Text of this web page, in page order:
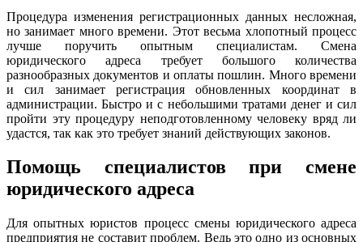
Процедура изменения регистрационных данных несложная,
но занимает много времени. Этот весьма хлопотный процесс
лучше поручить опытным специалистам. Смена
юридического адреса требует большого количества
разнообразных документов и оплаты пошлин. Много времени
и сил занимает регистрация обновленных координат в
администрации. Быстро и с небольшими тратами денег и сил
пройти эту процедуру неподготовленному человеку вряд ли
удастся, так как это требует знаний действующих законов.
Помощь специалистов при смене
юридического адреса
Для опытных юристов процесс смены юридического адреса
предприятия не составит проблем. Ведь это одно из основных